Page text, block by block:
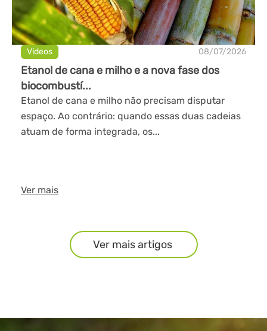
Videos 08/07/2026
Etanol de cana e milho e a nova fase dos
biocombustí...
Etanol de cana e milho não precisam disputar
espaço. Ao contrário: quando essas duas cadeias
atuam de forma integrada, os...
Ver mais
Ver mais artigos